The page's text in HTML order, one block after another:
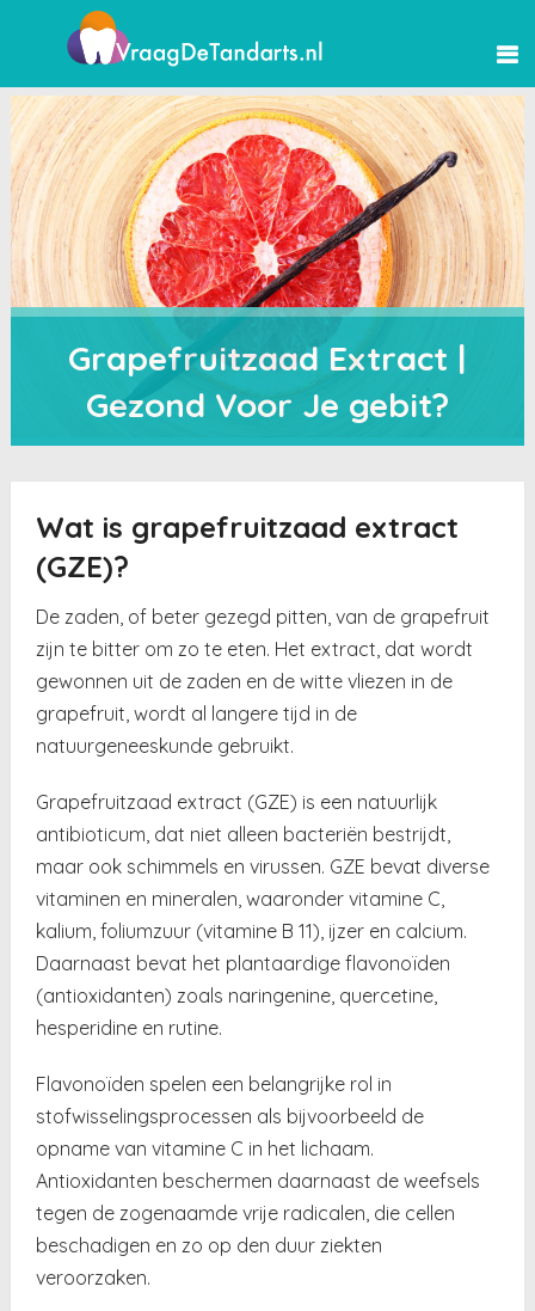
Grapefruitzaad Extract |
Gezond Voor Je gebit?
Wat is grapefruitzaad extract
(GZE)?
De zaden, of beter gezegd pitten, van de grapefruit
zijn te bitter om zo te eten. Het extract, dat wordt
gewonnen uit de zaden en de witte vliezen in de
grapefruit, wordt al langere tijd in de
natuurgeneeskunde gebruikt.
Grapefruitzaad extract (GZE) is een natuurlijk
antibioticum, dat niet alleen bacteriën bestrijdt,
maar ook schimmels en virussen. GZE bevat diverse
vitaminen en mineralen, waaronder vitamine C,
kalium, foliumzuur (vitamine B 11), ijzer en calcium.
Daarnaast bevat het plantaardige flavonoïden
(antioxidanten) zoals naringenine, quercetine,
hesperidine en rutine.
Flavonoïden spelen een belangrijke rol in
stofwisselingsprocessen als bijvoorbeeld de
opname van vitamine C in het lichaam.
Antioxidanten beschermen daarnaast de weefsels
tegen de zogenaamde vrije radicalen, die cellen
beschadigen en zo op den duur ziekten
veroorzaken.